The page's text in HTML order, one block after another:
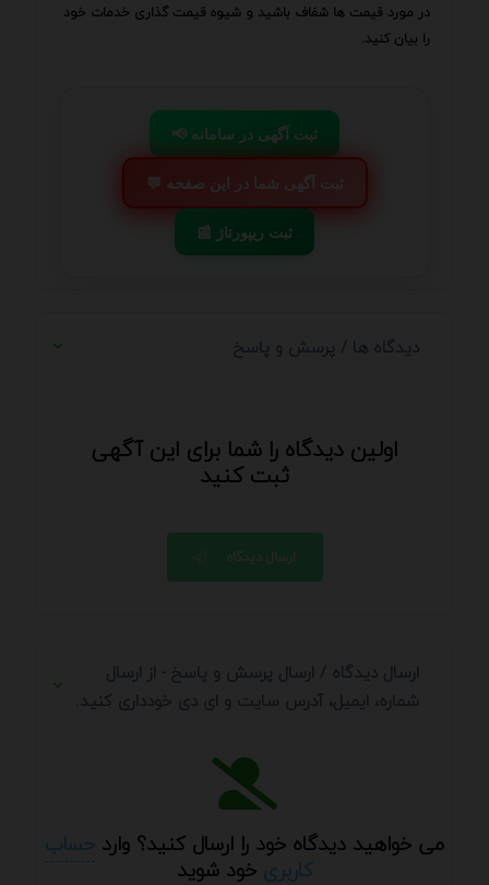
در مورد قیمت ها شفاف باشید و شیوه قیمت گذاری خدمات خود
را بیان کنید.
📢 ثبت آگهی در سامانه
💬 ثبت آگهی شما در این صفحه
📰 ثبت ریپورتاژ
دیدگاه ها / پرسش و پاسخ
اولین دیدگاه را شما برای این آگهی
ثبت کنید
ارسال دیدگاه
ارسال دیدگاه / ارسال پرسش و پاسخ - از ارسال
شماره، ایمیل، آدرس سایت و ای دی خودداری کنید.
می خواهید دیدگاه خود را ارسال کنید؟ وارد حساب
کاربریخود شوید